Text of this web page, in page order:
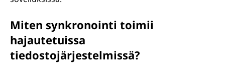
Miten synkronointi toimii
hajautetuissa
tiedostojärjestelmissä?